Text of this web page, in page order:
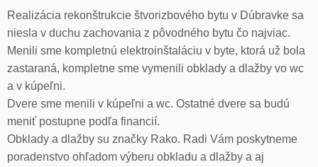
Realizácia rekonštrukcie štvorizbového bytu v Dúbravke sa
niesla v duchu zachovania z pôvodného bytu čo najviac.
Menili sme kompletnú elektroinštaláciu v byte, ktorá už bola
zastaraná, kompletne sme vymenili obklady a dlažby vo wc
a v kúpeľni.
Dvere sme menili v kúpeľni a wc. Ostatné dvere sa budú
meniť postupne podľa financií.
Obklady a dlažby su značky Rako. Radi Vám poskytneme
poradenstvo ohľadom výberu obkladu a dlažby a aj